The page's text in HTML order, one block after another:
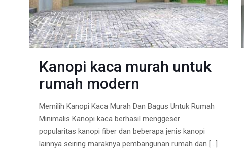
Kanopi kaca murah untuk
rumah modern
Memilih Kanopi Kaca Murah Dan Bagus Untuk Rumah
Minimalis Kanopi kaca berhasil menggeser
popularitas kanopi fiber dan beberapa jenis kanopi
lainnya seiring maraknya pembangunan rumah dan […]